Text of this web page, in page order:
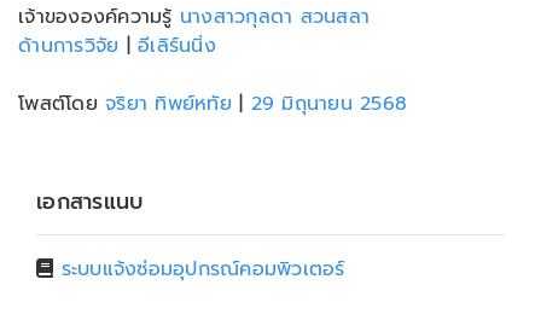
เจ้าขององค์ความรู้ นางสาวกุลดา สวนสลา
ด้านการวิจัย | อีเลิร์นนิ่ง
โพสต์โดย จริยา ทิพย์หทัย | 29 มิถุนายน 2568
เอกสารแนบ
ระบบแจ้งซ่อมอุปกรณ์คอมพิวเตอร์